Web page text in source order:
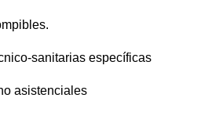
sanitarias específicas
asistenciales